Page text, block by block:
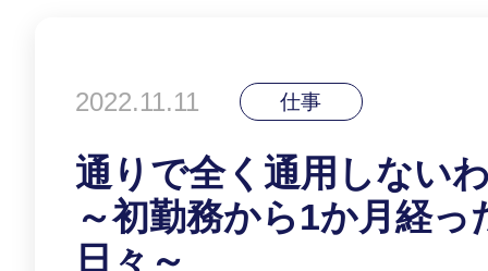
2022.11.11 仕事
通りで全く通用しな
～初勤務から1か月経っ
日々～